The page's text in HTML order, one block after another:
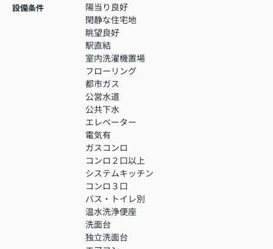
設備条件
陽当り良好
閑静な住宅地
眺望良好
駅直結
室内洗濯機置場
フローリング
都市ガス
公営水道
公共下水
エレベーター
電気有
ガスコンロ
コンロ２口以上
システムキッチン
コンロ３口
バス・トイレ別
温水洗浄便座
洗面台
独立洗面台